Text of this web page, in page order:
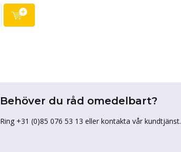
Behöver du råd omedelbart?
Ring +31 (0)85 076 53 13 eller kontakta vår kundtjänst.